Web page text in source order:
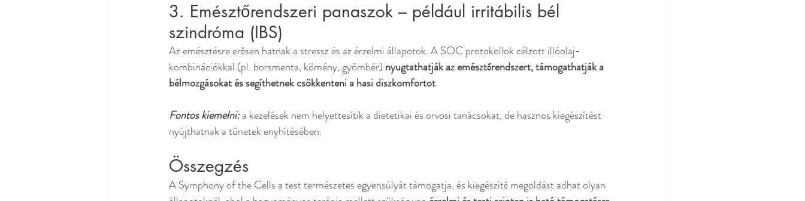
3. Emésztőrendszeri panaszok – például irritábilis bél
szindróma (IBS)
Az emésztésre erősen hatnak a stressz és az érzelmi állapotok. A SOC protokollok célzott illóolaj-
kombinációkkal (pl. borsmenta, kömény, gyömbér) nyugtathatják az emésztőrendszert, támogathatják a
bélmozgásokat és segíthetnek csökkenteni a hasi diszkomfortot.
Fontos kiemelni:a kezelések nem helyettesítik a dietetikai és orvosi tanácsokat, de hasznos kiegészítést
nyújthatnak a tünetek enyhítésében.
Összegzés
A Symphony of the Cells a test természetes egyensúlyát támogatja, és kiegészítő megoldást adhat olyan